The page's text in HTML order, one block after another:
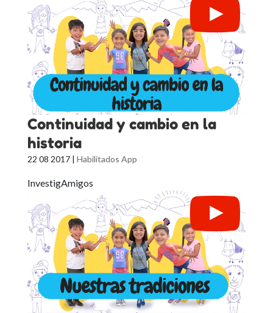
Continuidad y cambio en la
historia
22 08 2017| Habilitados App
InvestigAmigos